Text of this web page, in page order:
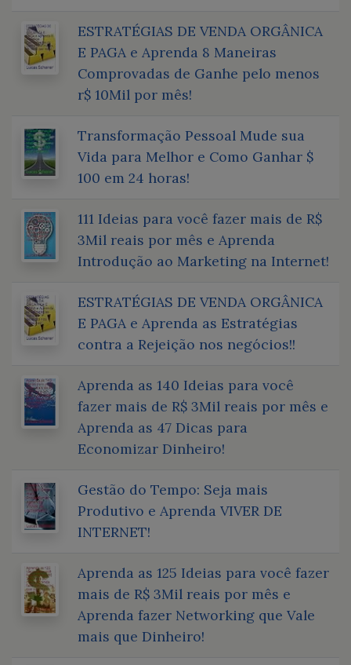
ESTRATÉGIAS DE VENDA ORGÂNICA
E PAGA e Aprenda 8 Maneiras
Comprovadas de Ganhe pelo menos
r$ 10Mil por mês!
Transformação Pessoal Mude sua
Vida para Melhor e Como Ganhar $
100 em 24 horas!
111 Ideias para você fazer mais de R$
3Mil reais por mês e Aprenda
Introdução ao Marketing na Internet!
ESTRATÉGIAS DE VENDA ORGÂNICA
E PAGA e Aprenda as Estratégias
contra a Rejeição nos negócios!!
Aprenda as 140 Ideias para você
fazer mais de R$ 3Mil reais por mês e
Aprenda as 47 Dicas para
Economizar Dinheiro!
Gestão do Tempo: Seja mais
Produtivo e Aprenda VIVER DE
INTERNET!
Aprenda as 125 Ideias para você fazer
mais de R$ 3Mil reais por mês e
Aprenda fazer Networking que Vale
mais que Dinheiro!